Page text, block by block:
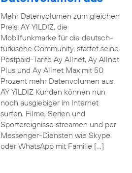
Mehr Datenvolumen zum gleichen
Preis: AY YILDIZ, die
Mobilfunkmarke für die deutsch-
türkische Community, stattet seine
Postpaid-Tarife Ay Allnet, Ay Allnet
Plus und Ay Allnet Max mit 50
Prozent mehr Datenvolumen aus.
AY YILDIZ Kunden können nun
noch ausgiebiger im Internet
surfen, Filme, Serien und
Sportereignisse streamen und per
Messenger-Diensten wie Skype
oder WhatsApp mit Familie […]